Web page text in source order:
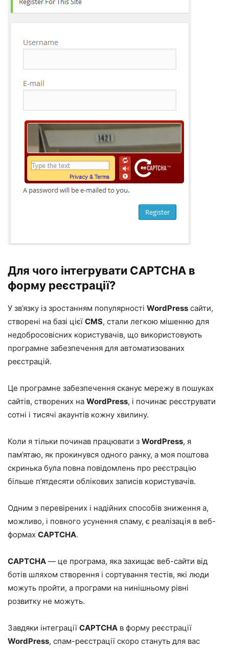
Для чого інтегрувати CAPTCHA в
форму реєстрації?
У зв’язку із зростанням популярності WordPress сайти,
створені на базі цієї CMS, стали легкою мішенню для
недобросовісних користувачів, що використовують
програмне забезпечення для автоматизованих
реєстрацій.
Це програмне забезпечення сканує мережу в пошуках
сайтів, створених на WordPress, і починає реєструвати
сотні і тисячі акаунтів кожну хвилину.
Коли я тільки починав працювати з WordPress, я
пам’ятаю, як прокинувся одного ранку, а моя поштова
скринька була повна повідомлень про реєстрацію
більше п’ятдесяти облікових записів користувачів.
Одним з перевірених і надійних способів зниження а,
можливо, і повного усунення спаму, є реалізація в веб-
формах CAPTCHA.
CAPTCHA — це програма, яка захищає веб-сайти від
ботів шляхом створення і сортування тестів, які люди
можуть пройти, а програми на нинішньому рівні
розвитку не можуть.
Завдяки інтеграції CAPTCHA в форму реєстрації
WordPress, спам-реєстрації скоро стануть для вас